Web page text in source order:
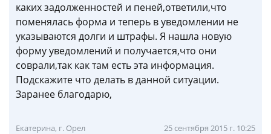
каких задолженностей и пеней,ответили,что
поменялась форма и теперь в уведомлении не
указываются долги и штрафы. Я нашла новую
форму уведомлений и получается,что они
соврали,так как там есть эта информация.
Подскажите что делать в данной ситуации.
Заранее благодарю,
Екатерина, г. Орел 25 сентября 2015 г. 10:25